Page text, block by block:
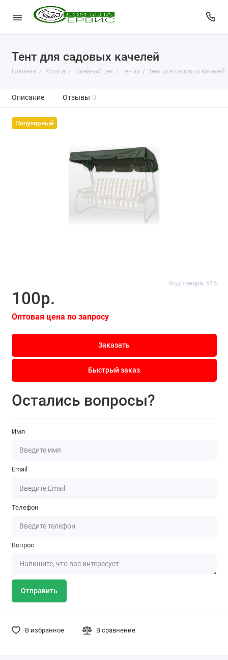
Тент для садовых качелей
Главная Услуги Швейный цех Тенты Тент для садовых качелей
Описание Отзывы 0
Популярный
Код товара: 916
100р.
Оптовая цена по запросу
Заказать
Быстрый заказ
Остались вопросы?
Имя
Email
Телефон
Вопрос
Отправить
В избранное В сравнение